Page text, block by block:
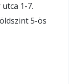
1-7.
5-ös